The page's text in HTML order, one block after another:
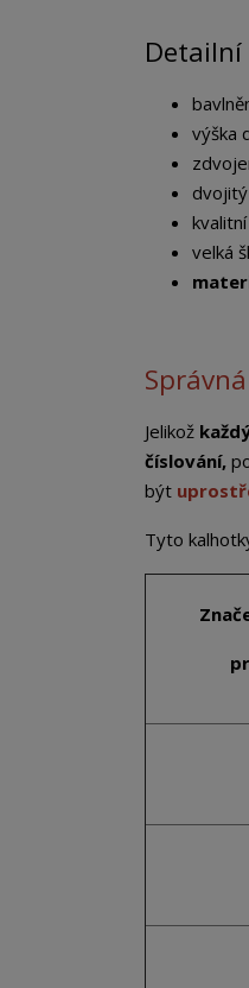
výška
velká
Jelikož
číslování,
být
Tyto